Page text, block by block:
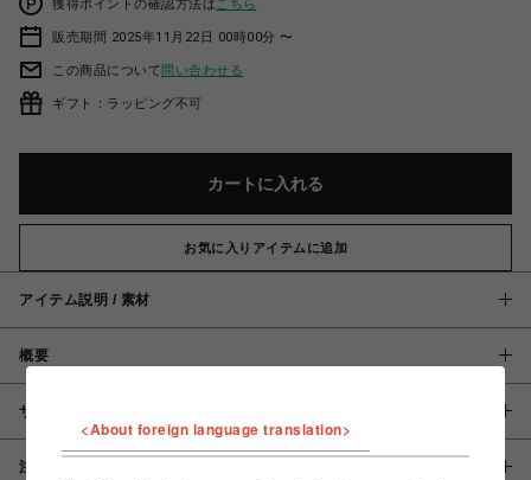
獲得ポイントの確認方法は こちら
販売期間 2025年11月22日 00時00分 〜
この商品について問い合わせる
ギフト：ラッピング不可
カートに入れる
お気に入りアイテムに追加
アイテム説明 / 素材
概要
サイズ
注意事項
<About foreign language translation>